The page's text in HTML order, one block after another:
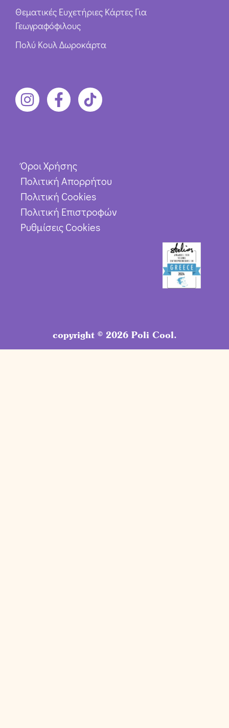
Θεματικές Ευχετήριες Κάρτες Για
Γεωγραφόφιλους
Πολύ Κουλ Δωροκάρτα
Όροι Χρήσης
Πολιτική Απορρήτου
Πολιτική Cookies
Πολιτική Επιστροφών
Ρυθμίσεις Cookies
copyright © 2026 Poli Cool.